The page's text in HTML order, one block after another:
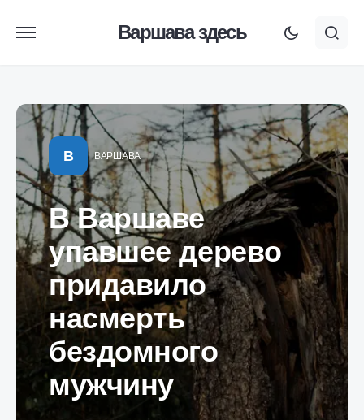
Варшава здесь
В ВАРШАВА
В Варшаве
упавшее дерево
придавило
насмерть
бездомного
мужчину